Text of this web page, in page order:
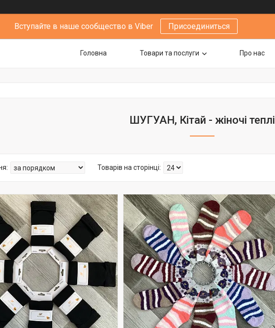
Вступайте в наше сообщество в Viber Присоединиться
Головна Товари та послуги Про нас
ШУГУАН, Кітай - жіночі теплі